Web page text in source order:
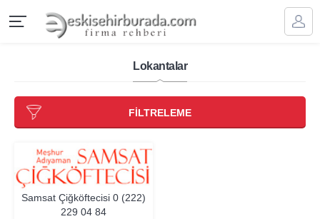
Lokantalar
FİLTRELEME
Samsat Çiğköftecisi 0 (222)
229 04 84